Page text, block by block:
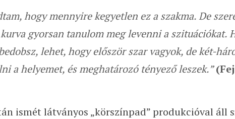
hogy mennyire kegyetlen ez a szakma. De
gyorsan tanulom meg levenni a szituációkat.
lehet, hogy először szar vagyok, de két-
a helyemet, és meghatározó tényező leszek.”
ismét látványos „körszínpad” produkcióval áll